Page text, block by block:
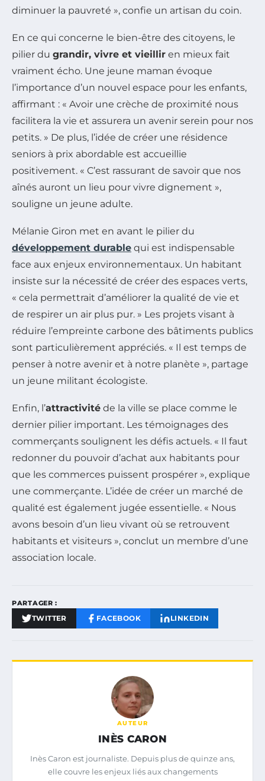
diminuer la pauvreté », confie un artisan du coin.
En ce qui concerne le bien-être des citoyens, le
pilier du grandir, vivre et vieillir en mieux fait
vraiment écho. Une jeune maman évoque
l’importance d’un nouvel espace pour les enfants,
affirmant : « Avoir une crèche de proximité nous
facilitera la vie et assurera un avenir serein pour nos
petits. » De plus, l’idée de créer une résidence
seniors à prix abordable est accueillie
positivement. « C’est rassurant de savoir que nos
aînés auront un lieu pour vivre dignement »,
souligne un jeune adulte.
Mélanie Giron met en avant le pilier du
développement durable qui est indispensable
face aux enjeux environnementaux. Un habitant
insiste sur la nécessité de créer des espaces verts,
« cela permettrait d’améliorer la qualité de vie et
de respirer un air plus pur. » Les projets visant à
réduire l’empreinte carbone des bâtiments publics
sont particulièrement appréciés. « Il est temps de
penser à notre avenir et à notre planète », partage
un jeune militant écologiste.
Enfin, l’attractivité de la ville se place comme le
dernier pilier important. Les témoignages des
commerçants soulignent les défis actuels. « Il faut
redonner du pouvoir d’achat aux habitants pour
que les commerces puissent prospérer », explique
une commerçante. L’idée de créer un marché de
qualité est également jugée essentielle. « Nous
avons besoin d’un lieu vivant où se retrouvent
habitants et visiteurs », conclut un membre d’une
association locale.
PARTAGER :
TWITTER FACEBOOK LINKEDIN
AUTEUR
INÈS CARON
Inès Caron est journaliste. Depuis plus de quinze ans,
elle couvre les enjeux liés aux changements